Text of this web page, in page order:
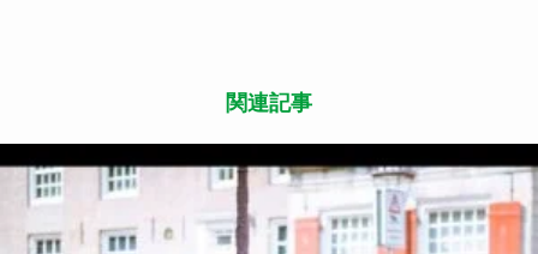
関連記事